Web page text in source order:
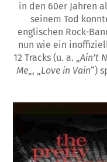
in den 60er Jahren
seinem Tod
englischen Rock-
nun wie ein
12 Tracks (u. a. „Ain’t
Me„, „Love in Vain“)